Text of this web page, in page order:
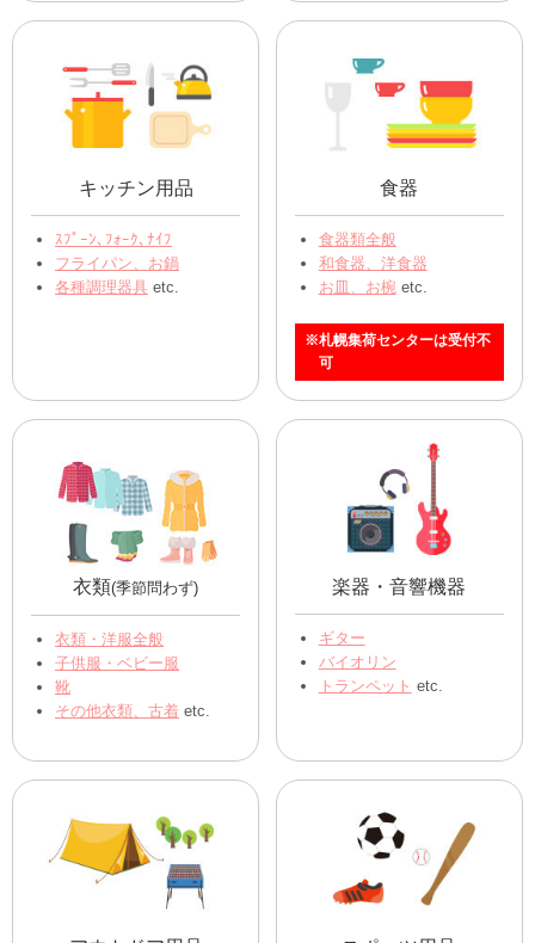
おもちゃ全般
フィギュア・人形
etc.
ぬいぐるみ全般
アニメ・動物
ディズニーetc.
ベビーカー
その他ベビー用品 etc.
ファッション雑貨
バッグ、かばん全般
etc.
キッチン用品 食器
※札幌集荷センターは受付不